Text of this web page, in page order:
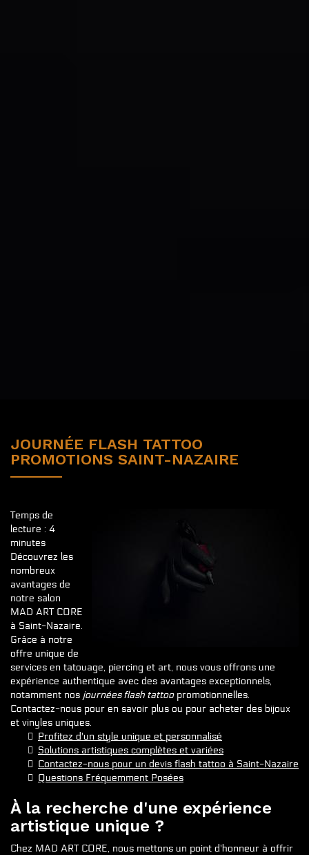
JOURNÉE FLASH TATTOO
PROMOTIONS SAINT-NAZAIRE
Temps de
lecture : 4
minutes
Découvrez les
nombreux
avantages de
notre salon
MAD ART CORE
à Saint-Nazaire.
Grâce à notre
offre unique de
services en tatouage, piercing et art, nous vous offrons une
expérience authentique avec des avantages exceptionnels,
notamment nos journées flash tattoopromotionnelles.
Contactez-nous pour en savoir plus ou pour acheter des bijoux
et vinyles uniques.
Profitez d'un style unique et personnalisé
Solutions artistiques complètes et variées
Contactez-nous pour un devis flash tattoo à Saint-Nazaire
Questions Fréquemment Posées
À la recherche d'une expérience
artistique unique ?
Chez MAD ART CORE, nous mettons un point d'honneur à offrir